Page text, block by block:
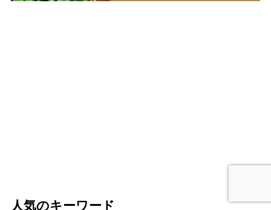
人気のキーワード